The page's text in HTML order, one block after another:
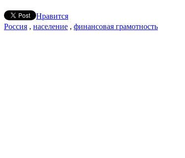
Нравится
Россия , население , финансовая грамотность